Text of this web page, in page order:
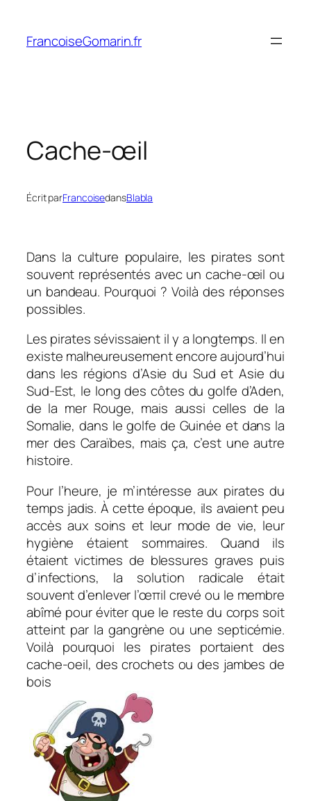
contenu
FrancoiseGomarin.fr
Cache-œil
Écrit parFrancoisedansBlabla
Dans la culture populaire, les pirates sont
souvent représentés avec un cache-œil ou
un bandeau. Pourquoi ? Voilà des réponses
possibles.
Les pirates sévissaient il y a longtemps. Il en
existe malheureusement encore aujourd’hui
dans les régions d’Asie du Sud et Asie du
Sud-Est, le long des côtes du golfe d’Aden,
de la mer Rouge, mais aussi celles de la
Somalie, dans le golfe de Guinée et dans la
mer des Caraïbes, mais ça, c’est une autre
histoire.
Pour l’heure, je m’intéresse aux pirates du
temps jadis. À cette époque, ils avaient peu
accès aux soins et leur mode de vie, leur
hygiène étaient sommaires. Quand ils
étaient victimes de blessures graves puis
d’infections, la solution radicale était
souvent d’enlever l’œπil crevé ou le membre
abîmé pour éviter que le reste du corps soit
atteint par la gangrène ou une septicémie.
Voilà pourquoi les pirates portaient des
cache-oeil, des crochets ou des jambes de
bois